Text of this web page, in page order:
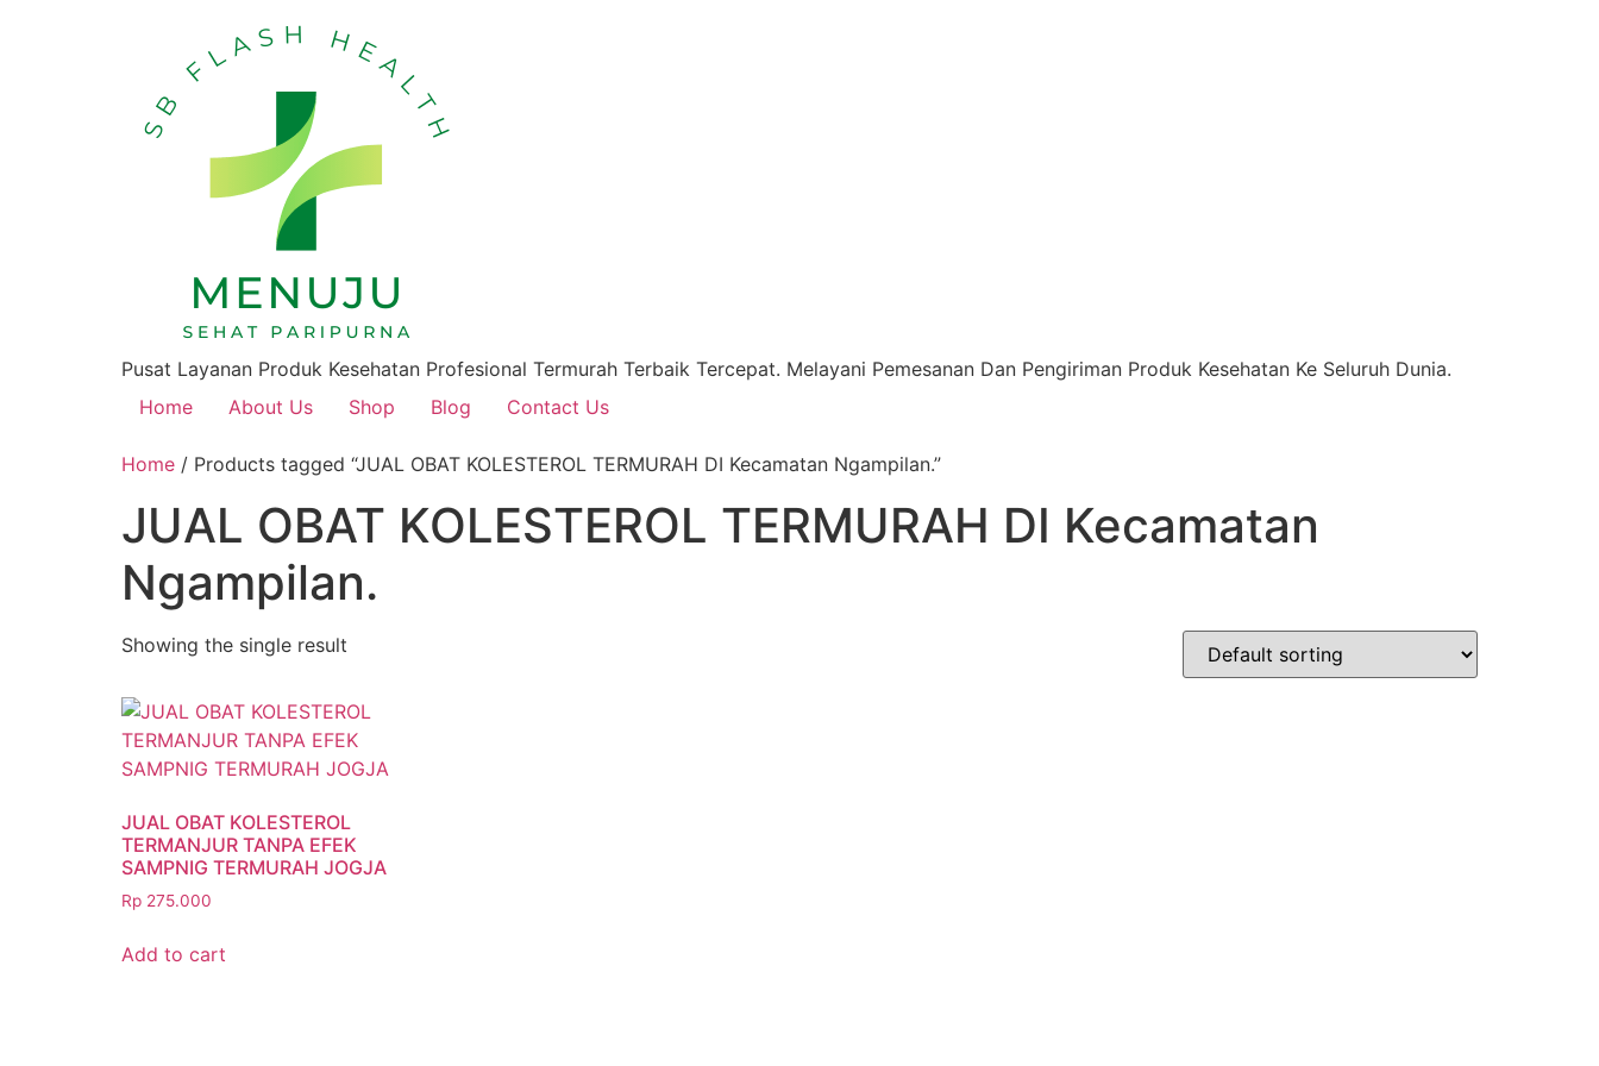
Pusat Layanan Produk Kesehatan Profesional Termurah Terbaik Tercepat. Melayani Pemesanan Dan Pengiriman Produk Kesehatan Ke Seluruh Dunia.
Home
About Us Shop Blog Contact Us
Home / Products tagged “JUAL OBAT KOLESTEROL TERMURAH DI Kecamatan Ngampilan.”
JUAL OBAT KOLESTEROL TERMURAH DI Kecamatan
Ngampilan.
Showing the single result
JUAL OBAT KOLESTEROL
TERMANJUR TANPA EFEK
SAMPNIG TERMURAH JOGJA
Rp 275.000
Add to cart